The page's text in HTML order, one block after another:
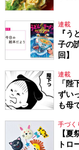
連載
『
子の
回】
連載
「陛
ずい
も母
手づく
【夏
トロ